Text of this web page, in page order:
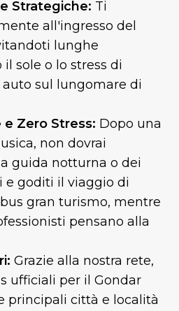
Strategiche: Ti
all'ingresso del
lunghe
sole o lo stress di
sul lungomare di
e Zero Stress: Dopo una
non dovrai
guida notturna o dei
e goditi il viaggio di
gran turismo, mentre
pensano alla
Grazie alla nostra rete,
ufficiali per il Gondar
principali città e località